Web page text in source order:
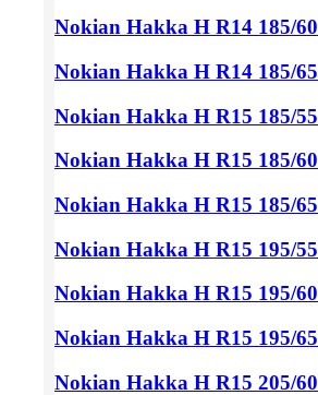
Nokian Hakka H R14 185/60
Nokian Hakka H R14 185/65
Nokian Hakka H R15 185/55
Nokian Hakka H R15 185/60
Nokian Hakka H R15 185/65
Nokian Hakka H R15 195/55
Nokian Hakka H R15 195/60
Nokian Hakka H R15 195/65
Nokian Hakka H R15 205/60